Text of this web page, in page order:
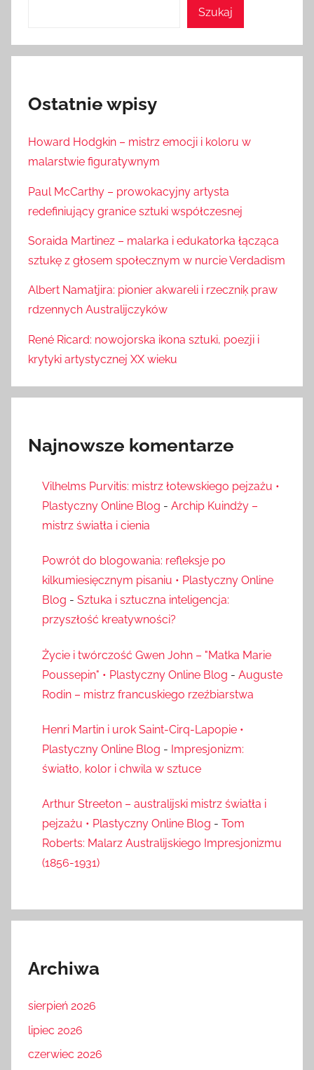
Szukaj
Ostatnie wpisy
Howard Hodgkin – mistrz emocji i koloru w
malarstwie figuratywnym
Paul McCarthy – prowokacyjny artysta
redefiniujący granice sztuki współczesnej
Soraida Martinez – malarka i edukatorka łącząca
sztukę z głosem społecznym w nurcie Verdadism
Albert Namatjira: pionier akwareli i rzeczniķ praw
rdzennych Australijczyków
René Ricard: nowojorska ikona sztuki, poezji i
krytyki artystycznej XX wieku
Najnowsze komentarze
Vilhelms Purvitis: mistrz łotewskiego pejzażu •
Plastyczny Online Blog - Archip Kuindży –
mistrz światła i cienia
Powrót do blogowania: refleksje po
kilkumiesięcznym pisaniu • Plastyczny Online
Blog - Sztuka i sztuczna inteligencja:
przyszłość kreatywności?
Życie i twórczość Gwen John – "Matka Marie
Poussepin" • Plastyczny Online Blog - Auguste
Rodin – mistrz francuskiego rzeźbiarstwa
Henri Martin i urok Saint-Cirq-Lapopie •
Plastyczny Online Blog - Impresjonizm:
światło, kolor i chwila w sztuce
Arthur Streeton – australijski mistrz światła i
pejzażu • Plastyczny Online Blog - Tom
Roberts: Malarz Australijskiego Impresjonizmu
(1856-1931)
Archiwa
sierpień 2026
lipiec 2026
czerwiec 2026